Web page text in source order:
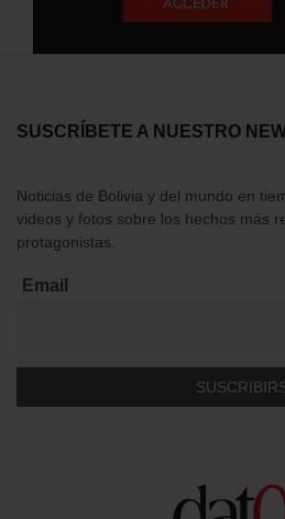
SUSCRÍBETE A NUESTRO
Noticias de Bolivia y del mundo en
videos y fotos sobre los hechos más
protagonistas.
Email